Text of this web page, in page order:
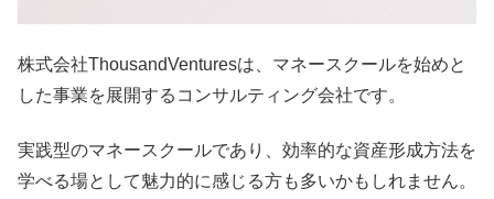
株式会社ThousandVenturesは、マネースクールを始めと
した事業を展開するコンサルティング会社です。
実践型のマネースクールであり、効率的な資産形成方法を
学べる場として魅力的に感じる方も多いかもしれません。